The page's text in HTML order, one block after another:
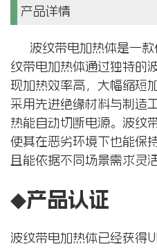
产品详情
波纹带电加热体是一
纹带电加热体通过独特的
现加热效率高，大幅缩短
采用先进绝缘材料与制造
热能自动切断电源。波纹
使其在恶劣环境下也能保
且能依据不同场景需求灵
◆产品认证
波纹带电加热体已经获得